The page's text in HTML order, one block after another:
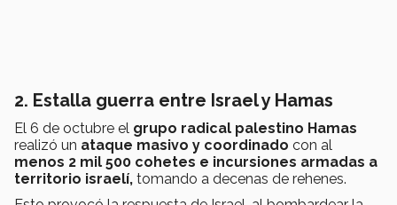
2. Estalla guerra entre Israel y Hamas
El 6 de octubre el grupo radical palestino Hamas
realizó un ataque masivo y coordinado con al
menos 2 mil 500 cohetes e incursiones armadas a
territorio israelí, tomando a decenas de rehenes.